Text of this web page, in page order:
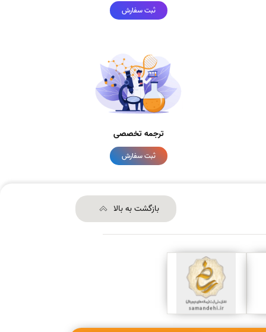
ثبت سفارش
ترجمه تخصصی
ثبت سفارش
بازگشت به بالا